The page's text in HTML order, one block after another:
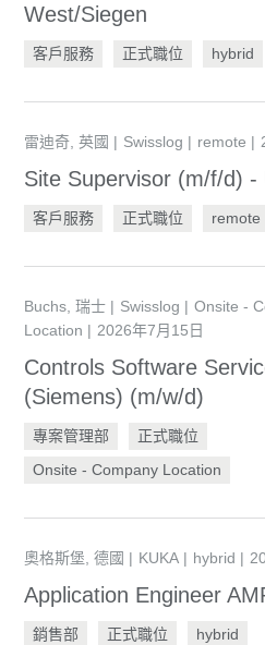
West/Siegen
客戶服務 正式職位 hybrid
雷迪奇, 英國 Swisslog remote
Site Supervisor (m/f/d) -
客戶服務 正式職位 remote
Buchs, 瑞士 Swisslog
Onsite -
Location
2026年7月15日
Controls Software
(Siemens) (m/w/d)
專案管理部
正式職位
Onsite - Company Location
奧格斯堡, 德國 KUKA hybrid
Application Engineer
銷售部 正式職位 hybrid